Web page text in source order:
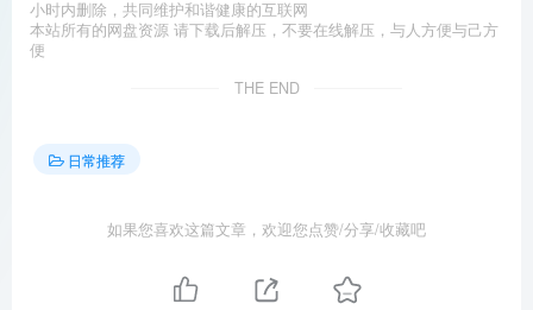
小时内删除，共同维护和谐健康的互联网
本站所有的网盘资源 请下载后解压，不要在线解压，与人方便与己方
便
THE END
日常推荐
如果您喜欢这篇文章，欢迎您点赞/分享/收藏吧